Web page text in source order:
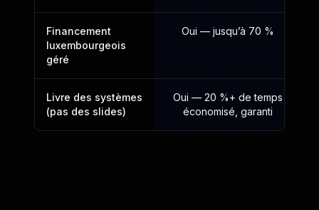
Financement
luxembourgeois
géré
Oui — jusqu’à 70 %
Livre des systèmes
(pas des slides)
Oui — 20 %+ de temps
économisé, garanti